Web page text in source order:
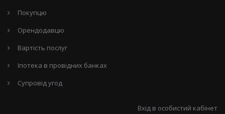
Покупцю
Орендодавцю
Вартість послуг
Іпотека в провідних банках
Супровід угод
Вхід в особистий кабінет